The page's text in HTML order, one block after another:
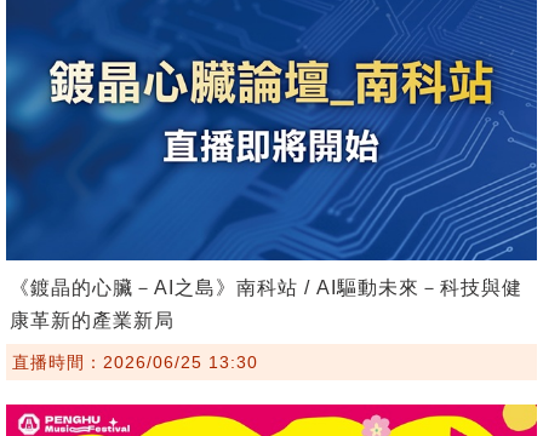
《鍍晶的心臟－AI之島》南科站 / AI驅動未來－科技與健
康革新的產業新局
直播時間：2026/06/25 13:30